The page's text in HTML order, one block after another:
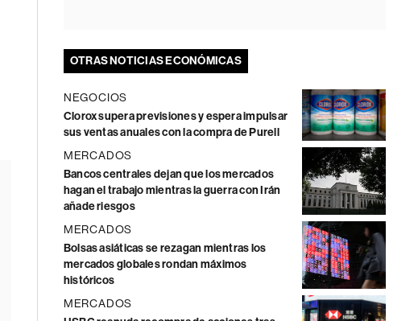
OTRAS NOTICIAS ECONÓMICAS
NEGOCIOS
Clorox supera previsiones y espera impulsar
sus ventas anuales con la compra de Purell
MERCADOS
Bancos centrales dejan que los mercados
hagan el trabajo mientras la guerra con Irán
añade riesgos
MERCADOS
Bolsas asiáticas se rezagan mientras los
mercados globales rondan máximos
históricos
MERCADOS